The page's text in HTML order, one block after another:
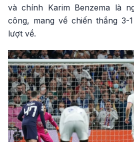
và chính Karim Benzema là
công, mang về chiến thắng 3-
lượt về.